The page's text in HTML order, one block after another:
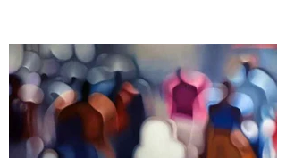
50 € para os restantes; Aumento do
subsídio de refeição para os 5,50€;
Crédito de horas sindicais para
delegadas/os alargado para as 8 horas
mensais. Este acordo produz efeitos